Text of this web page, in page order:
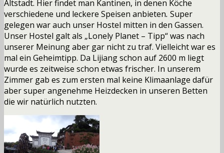
Altstadt. Hier findet man Kantinen, in denen Köche
verschiedene und leckere Speisen anbieten. Super
gelegen war auch unser Hostel mitten in den Gassen.
Unser Hostel galt als „Lonely Planet – Tipp“ was nach
unserer Meinung aber gar nicht zu traf. Vielleicht war es
mal ein Geheimtipp. Da Lijiang schon auf 2600 m liegt
wurde es zeitweise schon etwas frischer. In unserem
Zimmer gab es zum ersten mal keine Klimaanlage dafür
aber super angenehme Heizdecken in unseren Betten
die wir natürlich nutzten.